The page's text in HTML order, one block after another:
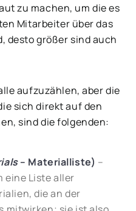
zu machen, um die es
Mitarbeiter über das
desto größer sind auch
aufzuzählen, aber die
sich direkt auf den
sind die folgenden:
– Materialliste) –
eine Liste aller
die an der